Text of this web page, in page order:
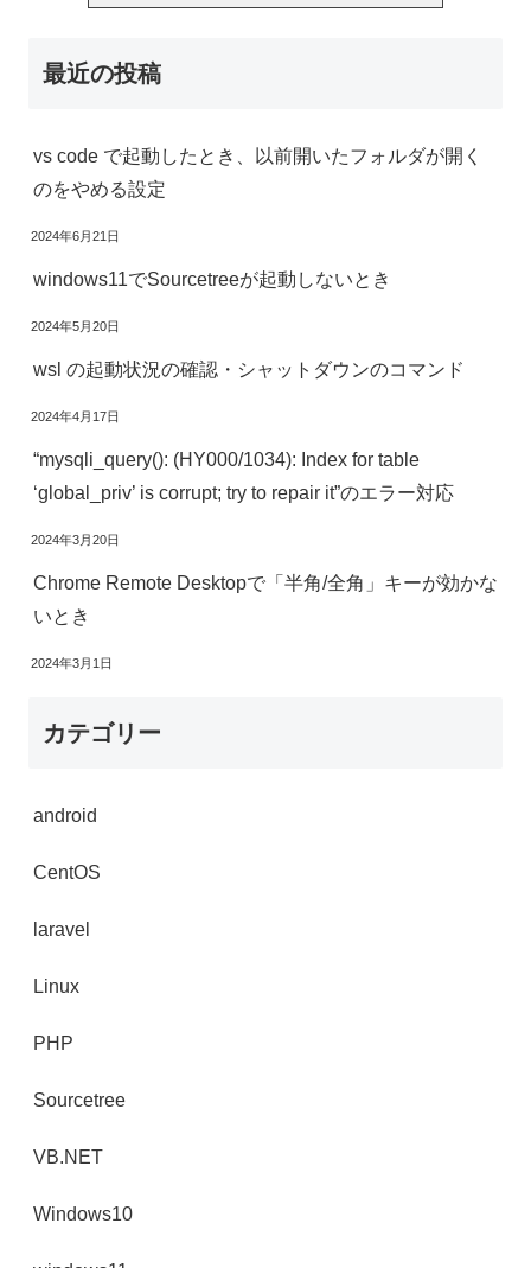
最近の投稿
vs code で起動したとき、以前開いたフォルダが開く
のをやめる設定
2024年6月21日
windows11でSourcetreeが起動しないとき
2024年5月20日
wsl の起動状況の確認・シャットダウンのコマンド
2024年4月17日
“mysqli_query(): (HY000/1034): Index for table
‘global_priv’ is corrupt; try to repair it”のエラー対応
2024年3月20日
Chrome Remote Desktopで「半角/全角」キーが効かな
いとき
2024年3月1日
カテゴリー
android
CentOS
laravel
Linux
PHP
Sourcetree
VB.NET
Windows10